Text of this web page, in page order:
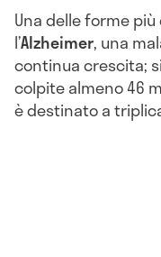
Una delle forme
l’Alzheimer, una
continua crescita;
colpite almeno 46
è destinato a